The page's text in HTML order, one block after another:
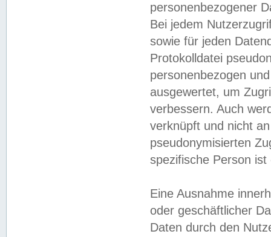
personenbezogener
Bei jedem
sowie für jeden
Protokolldatei
personenbezogen
ausgewertet, um
verbessern. Auch
verknüpft und nicht
pseudonymisierten
spezifische Person
Eine Ausnahme
oder geschäftlicher
Daten durch den